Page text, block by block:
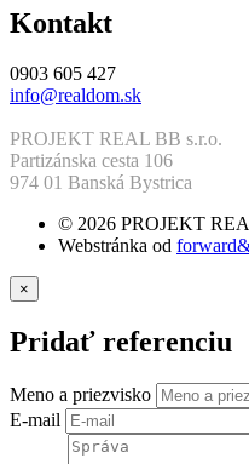
Kontakt
0903 605 427
info@realdom.sk
PROJEKT REAL BB s.r.o.
Partizánska cesta 106
974 01 Banská Bystrica
© 2026 PROJEKT
Webstránka od
×
Pridať referenciu
Meno a priezvisko
E-mail